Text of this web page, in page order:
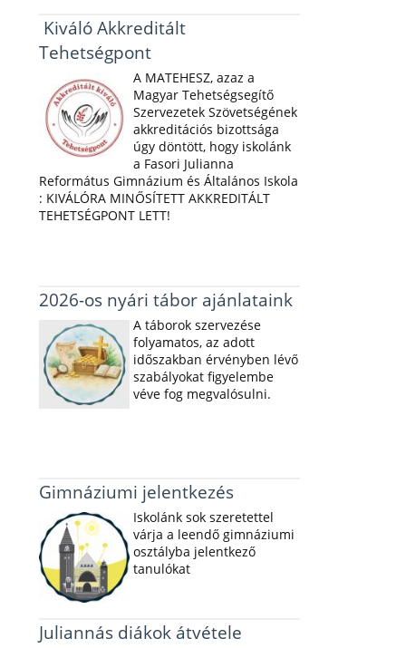
Kiváló Akkreditált
Tehetségpont
A MATEHESZ, azaz a
Magyar Tehetségsegítő
Szervezetek Szövetségének
akkreditációs bizottsága
úgy döntött, hogy iskolánk
a Fasori Julianna
Református Gimnázium és Általános Iskola
: KIVÁLÓRA MINŐSÍTETT AKKREDITÁLT
TEHETSÉGPONT LETT!
2026-os nyári tábor ajánlataink
A táborok szervezése
folyamatos, az adott
időszakban érvényben lévő
szabályokat figyelembe
véve fog megvalósulni.
Gimnáziumi jelentkezés
Iskolánk sok szeretettel
várja a leendő gimnáziumi
osztályba jelentkező
tanulókat
Juliannás diákok átvétele